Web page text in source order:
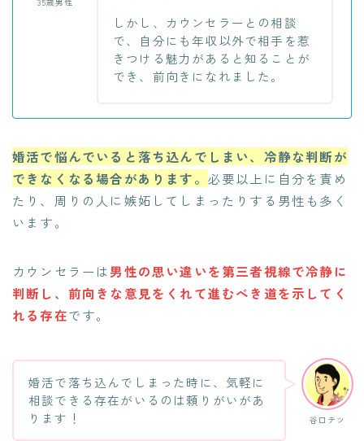
しかし、カウンセラーとの相談
で、自分にも年収以外で相手を惹
きつける魅力があると知ることが
でき、前向きになれました。
婚活で悩んでいると落ち込んでしまい、冷静な判断が
できなくなる場合があります。 必要以上に自分を責め
たり、周りの人に嫉妬してしまったりする男性も多く
います。
カウンセラーは男性の思い違いを第三者視線で冷静に
判断し、前向きな意見をくれて進むべき道を示してく
れる存在です。
谷口テツ
婚活で落ち込んでしまった時に、気軽に
相談できる存在がいるのは頼りがいがあ
ります！